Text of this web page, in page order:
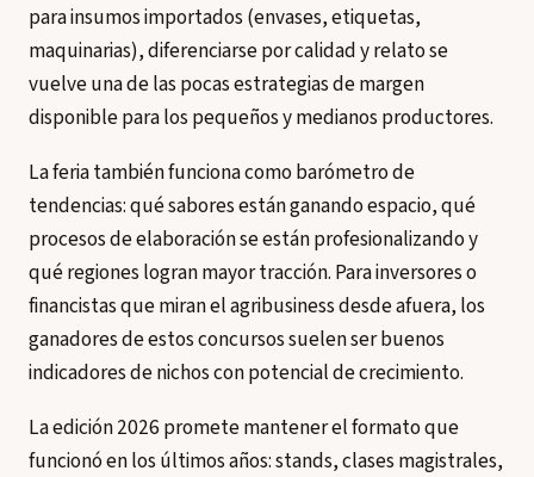
para insumos importados (envases, etiquetas,
maquinarias), diferenciarse por calidad y relato se
vuelve una de las pocas estrategias de margen
disponible para los pequeños y medianos productores.
La feria también funciona como barómetro de
tendencias: qué sabores están ganando espacio, qué
procesos de elaboración se están profesionalizando y
qué regiones logran mayor tracción. Para inversores o
financistas que miran el agribusiness desde afuera, los
ganadores de estos concursos suelen ser buenos
indicadores de nichos con potencial de crecimiento.
La edición 2026 promete mantener el formato que
funcionó en los últimos años: stands, clases magistrales,